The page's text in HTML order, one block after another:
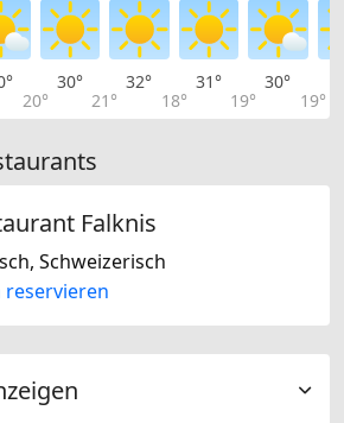
20°
30°
21°
32°
18°
31°
19°
30°
19°
Falknis
Schweizerisch
reservieren